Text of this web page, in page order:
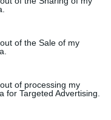
of the Sale of my
of processing my
for Targeted Advertising.
savo
puošęs
užtenka